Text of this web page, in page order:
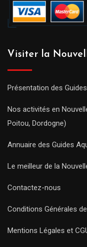
Visiter la
Présentation des
Nos activités en
Poitou, Dordogne)
Annuaire des Guides
Le meilleur de la
Contactez-nous
Conditions Générales
Mentions Légales et